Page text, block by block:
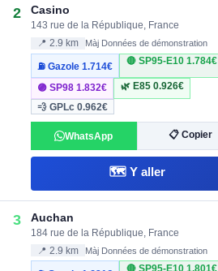
2 Casino
143 rue de la République, France
📍 2.9 km Màj Données de démonstration
⛽ Gazole1.714€
🔴 SP95-E10 1.784€
🟣 SP981.832€ 🌿 E85 0.926€
💨 GPLc0.962€
WhatsApp 📋 Copier
🗺️ Y aller
3 Auchan
184 rue de la République, France
📍 2.9 km Màj Données de démonstration
🔴 SP95-E10 1.801€